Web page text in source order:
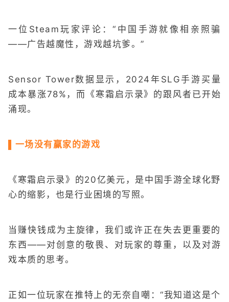
一位Steam玩家评论：“中国手游就像相亲照骗
——广告越魔性，游戏越坑爹。”
Sensor Tower数据显示，2024年SLG手游买量
成本暴涨78%，而《寒霜启示录》的跟风者已开始
涌现。
▌一场没有赢家的游戏
《寒霜启示录》的20亿美元，是中国手游全球化野
心的缩影，也是行业困境的写照。
当赚快钱成为主旋律，我们或许正在失去更重要的
东西——对创意的敬畏、对玩家的尊重，以及对游
戏本质的思考。
正如一位玩家在推特上的无奈自嘲：“我知道这是个